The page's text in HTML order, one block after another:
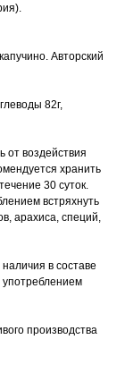
Авторский
82г,
от воздействия
хранить
30 суток.
встряхнуть
арахиса, специй,
в составе
производства